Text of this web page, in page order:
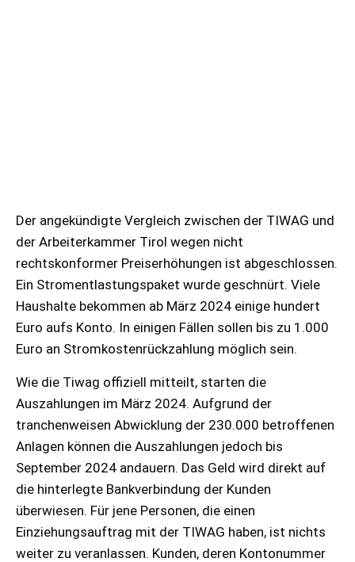
Der angekündigte Vergleich zwischen der TIWAG und
der Arbeiterkammer Tirol wegen nicht
rechtskonformer Preiserhöhungen ist abgeschlossen.
Ein Stromentlastungspaket wurde geschnürt. Viele
Haushalte bekommen ab März 2024 einige hundert
Euro aufs Konto. In einigen Fällen sollen bis zu 1.000
Euro an Stromkostenrückzahlung möglich sein.
Wie die Tiwag offiziell mitteilt, starten die
Auszahlungen im März 2024. Aufgrund der
tranchenweisen Abwicklung der 230.000 betroffenen
Anlagen können die Auszahlungen jedoch bis
September 2024 andauern. Das Geld wird direkt auf
die hinterlegte Bankverbindung der Kunden
überwiesen. Für jene Personen, die einen
Einziehungsauftrag mit der TIWAG haben, ist nichts
weiter zu veranlassen. Kunden, deren Kontonummer